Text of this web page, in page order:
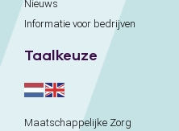
Nieuws
Informatie voor bedrijven
Taalkeuze
Maatschappelijke Zorg